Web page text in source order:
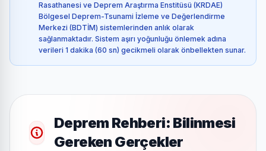
Rasathanesi ve Deprem Araştırma Enstitüsü (KRDAE)
Bölgesel Deprem-Tsunami İzleme ve Değerlendirme
Merkezi (BDTİM) sistemlerinden anlık olarak
sağlanmaktadır. Sistem aşırı yoğunluğu önlemek adına
verileri 1 dakika (60 sn) gecikmeli olarak önbellekten sunar.
Deprem Rehberi: Bilinmesi
Gereken Gerçekler